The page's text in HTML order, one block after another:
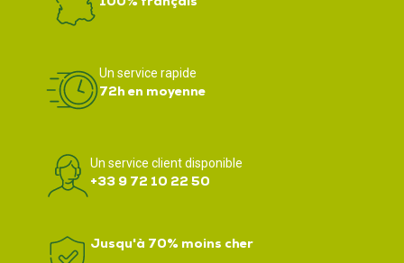
Un service rapide
72h en moyenne
Un service client disponible
+33 9 72 10 22 50
Jusqu'à 70% moins cher